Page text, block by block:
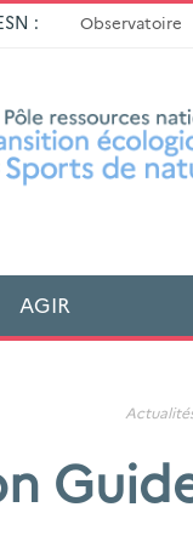
: Observatoire
AGIR